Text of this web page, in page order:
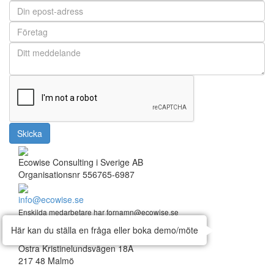
Skicka
Ecowise Consulting i Sverige AB
Organisationsnr 556765-6987
info@ecowise.se
Enskilda medarbetare har fornamn@ecowise.se
Huvudkontor:
Östra Kristinelundsvägen 18A
217 48 Malmö
Här kan du ställa en fråga eller boka demo/möte